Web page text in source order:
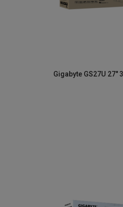
Gigabyte GS27U 27"